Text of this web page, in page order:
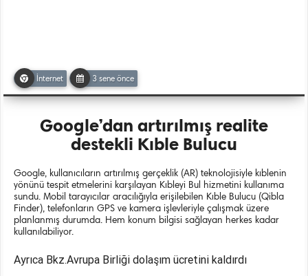
İnternet 3 sene önce
Google’dan artırılmış realite
destekli Kıble Bulucu
Google, kullanıcılarınartırılmış gerçeklik (AR) teknolojisiyle kıblenin
yönünü tespit etmelerini karşılayan Kıbleyi Bul hizmetini kullanıma
sundu. Mobil tarayıcılar aracılığıyla erişilebilen Kıble Bulucu (Qibla
Finder), telefonlarınGPS ve kamera işlevleriyle çalışmak üzere
planlanmış durumda. Hem konum bilgisi sağlayan herkes kadar
kullanılabiliyor.
Ayrıca Bkz.Avrupa Birliği dolaşım ücretini kaldırdı